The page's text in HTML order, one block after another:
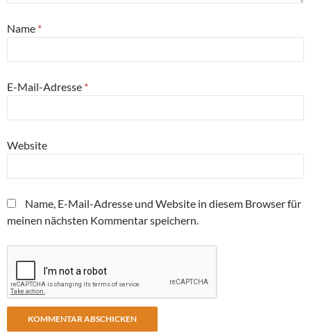
Name *
E-Mail-Adresse *
Website
Name, E-Mail-Adresse und Website in diesem Browser für
meinen nächsten Kommentar speichern.